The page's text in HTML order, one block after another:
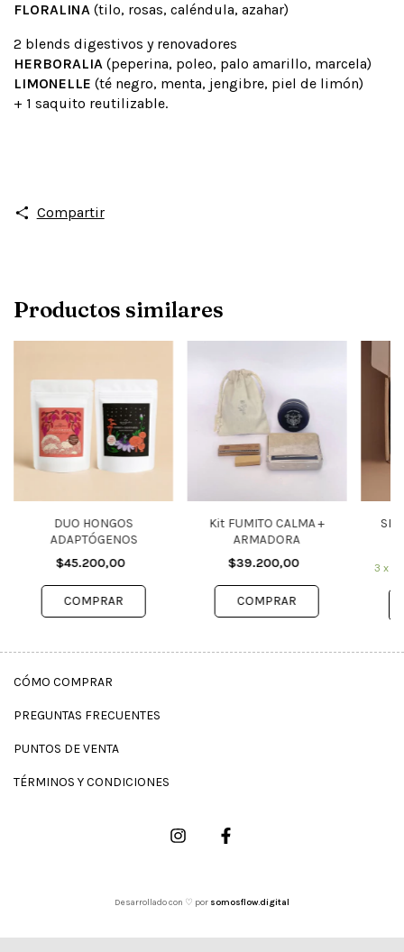
FLORALINA (tilo, rosas, caléndula, azahar)
2 blends digestivos y renovadores
HERBORALIA (peperina, poleo, palo amarillo, marcela)
LIMONELLE (té negro, menta, jengibre, piel de limón)
+ 1 saquito reutilizable.
Compartir
Productos similares
DUO HONGOS
ADAPTÓGENOS
$45.200,00
Kit FUMITO CALMA +
ARMADORA
$39.200,00
3 x
CÓMO COMPRAR
PREGUNTAS FRECUENTES
PUNTOS DE VENTA
TÉRMINOS Y CONDICIONES
Desarrollado con ♡ por somosflow.digital